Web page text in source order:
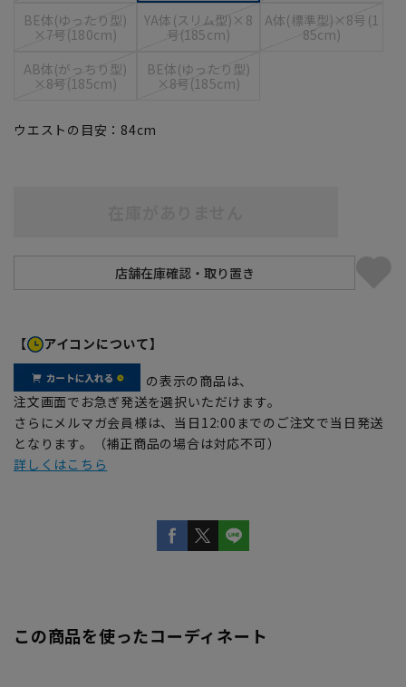
BE体(ゆったり型)
×7号(180cm)
YA体(スリム型)×8
号(185cm)
A体(標準型)×8号(1
85cm)
AB体(がっちり型)
×8号(185cm)
BE体(ゆったり型)
×8号(185cm)
ウエストの目安： 84cm
【 アイコンについて】
の表示の商品は、
注文画面でお急ぎ発送を選択いただけます。
さらにメルマガ会員様は、当日12:00までのご注文で当日発送
となります。（補正商品の場合は対応不可）
詳しくはこちら
この商品を使ったコーディネート